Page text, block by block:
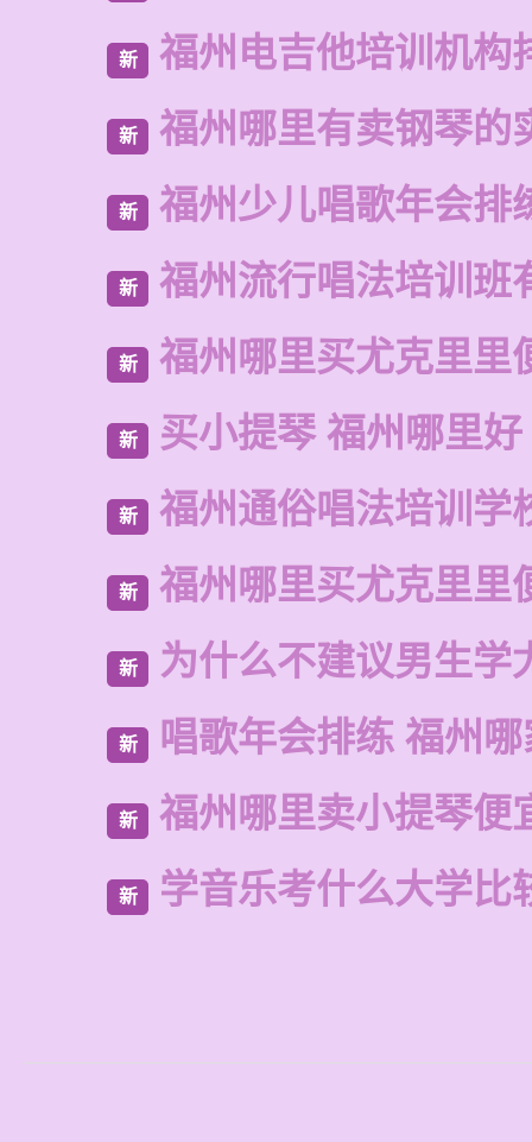
新 福州电吉他培训机构
新 福州哪里有卖钢琴的
新 福州少儿唱歌年会排
新 福州流行唱法培训班
新 福州哪里买尤克里里
新 买小提琴 福州哪里好
新 福州通俗唱法培训学
新 福州哪里买尤克里里
新 为什么不建议男生学
新 唱歌年会排练 福州
新 福州哪里卖小提琴便
新 学音乐考什么大学比